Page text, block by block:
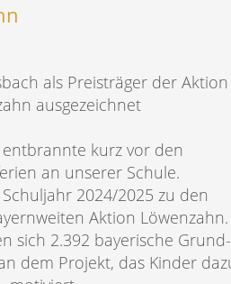
als Preisträger der Aktion
ausgezeichnet
entbrannte kurz vor den
an unserer Schule.
2024/2025 zu den
Aktion Löwenzahn.
sich 2.392 bayerische Grund-
dem Projekt, das Kinder